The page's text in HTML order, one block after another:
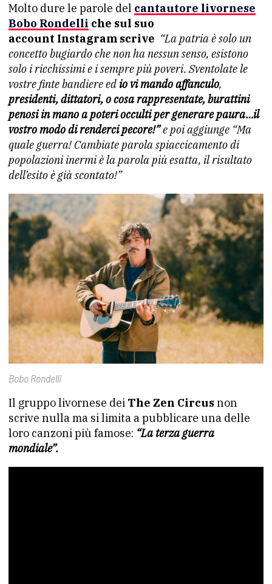
Molto dure le parole del cantautore livornese
Bobo Rondelli che sul suo
account Instagram scrive “La patria è solo un
concetto bugiardo che non ha nessun senso, esistono
solo i ricchissimi e i sempre più poveri. Sventolate le
vostre finte bandiere ed io vi mando affanculo,
presidenti, dittatori, o cosa rappresentate, burattini
penosi in mano a poteri occulti per generare paura…il
vostro modo di renderci pecore!”e poi aggiunge “Ma
quale guerra! Cambiate parola spiaccicamento di
popolazioni inermi è la parola più esatta, il risultato
dell’esito è già scontato!”
Bobo Rondelli
Il gruppo livornese dei The Zen Circusnon
scrive nulla ma si limita a pubblicare una delle
loro canzoni più famose: “La terza guerra
mondiale”.